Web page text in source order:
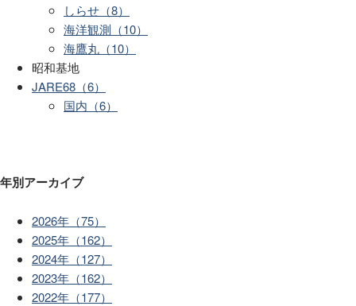
しらせ（8）
海洋観測（10）
海鷹丸（10）
昭和基地
JARE68（6）
国内（6）
年別アーカイブ
2026年（75）
2025年（162）
2024年（127）
2023年（162）
2022年（177）